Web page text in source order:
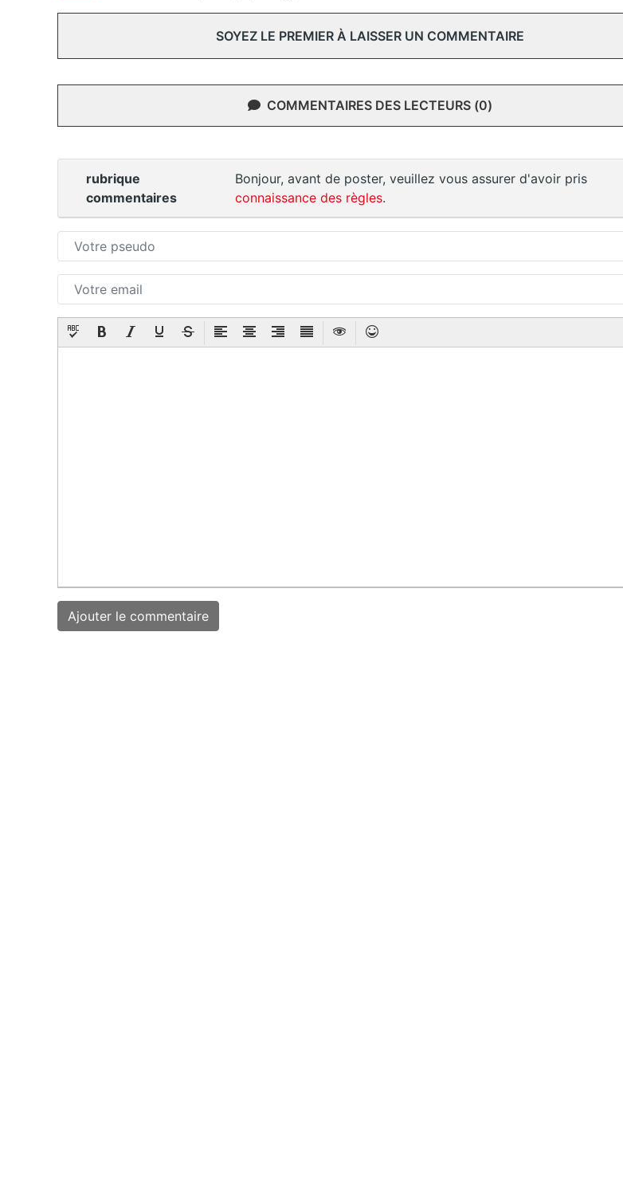
SOYEZ LE PREMIER À LAISSER UN COMMENTAIRE
COMMENTAIRES DES LECTEURS (0)
rubrique
commentaires
Bonjour, avant de poster, veuillez vous assurer d'avoir pris
connaissance des règles.